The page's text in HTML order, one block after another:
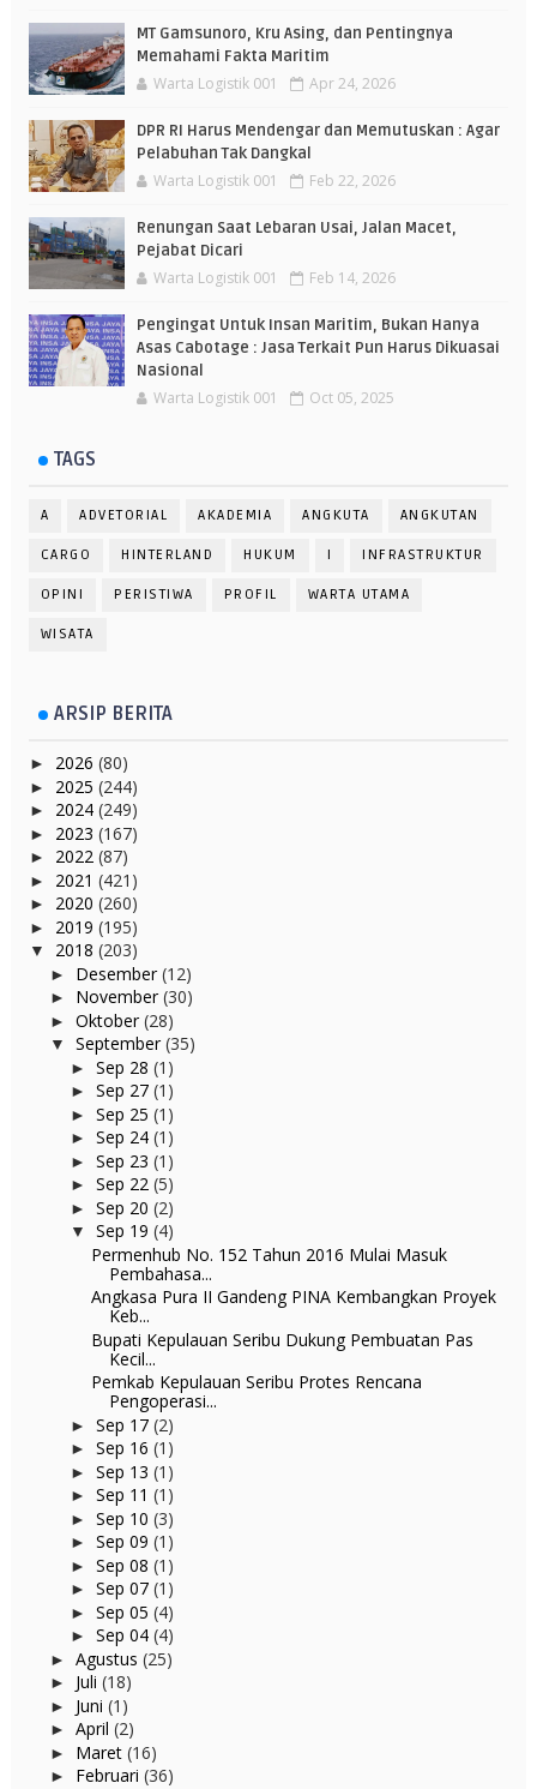
MT Gamsunoro, Kru Asing, dan Pentingnya
Memahami Fakta Maritim
Warta Logistik 001 Apr 24, 2026
DPR RI Harus Mendengar dan Memutuskan : Agar
Pelabuhan Tak Dangkal
Warta Logistik 001 Feb 22, 2026
Renungan Saat Lebaran Usai, Jalan Macet,
Pejabat Dicari
Warta Logistik 001 Feb 14, 2026
Pengingat Untuk Insan Maritim, Bukan Hanya
Asas Cabotage : Jasa Terkait Pun Harus Dikuasai
Nasional
Warta Logistik 001 Oct 05, 2025
TAGS
A ADVETORIAL AKADEMIA ANGKUTA ANGKUTAN
CARGO HINTERLAND HUKUM I INFRASTRUKTUR
OPINI PERISTIWA PROFIL WARTA UTAMA
WISATA
ARSIP BERITA
► 2026 (80)
► 2025 (244)
► 2024 (249)
► 2023 (167)
► 2022 (87)
► 2021 (421)
► 2020 (260)
► 2019 (195)
▼ 2018 (203)
► Desember(12)
► November(30)
► Oktober(28)
▼ September(35)
► Sep 28 (1)
► Sep 27 (1)
► Sep 25 (1)
► Sep 24 (1)
► Sep 23 (1)
► Sep 22 (5)
► Sep 20 (2)
▼ Sep 19 (4)
Permenhub No. 152 Tahun 2016 Mulai Masuk
Pembahasa...
Angkasa Pura II Gandeng PINA Kembangkan Proyek
Keb...
Bupati Kepulauan Seribu Dukung Pembuatan Pas
Kecil...
Pemkab Kepulauan Seribu Protes Rencana
Pengoperasi...
► Sep 17 (2)
► Sep 16 (1)
► Sep 13 (1)
► Sep 11 (1)
► Sep 10 (3)
► Sep 09 (1)
► Sep 08 (1)
► Sep 07 (1)
► Sep 05 (4)
► Sep 04 (4)
► Agustus (25)
► Juli (18)
► Juni (1)
► April (2)
► Maret (16)
► Februari (36)